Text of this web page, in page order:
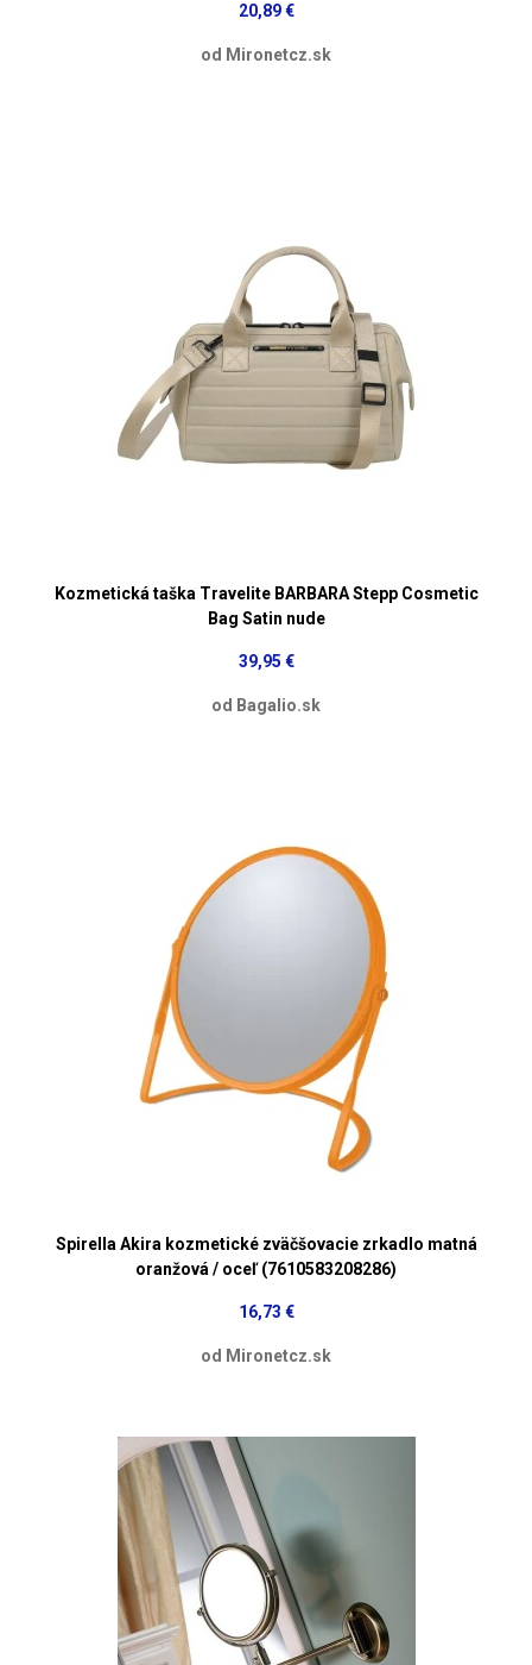
20,89 €
od Mironetcz.sk
Kozmetická taška Travelite BARBARA Stepp Cosmetic
Bag Satin nude
39,95 €
od Bagalio.sk
Spirella Akira kozmetické zväčšovacie zrkadlo matná
oranžová / oceľ (7610583208286)
16,73 €
od Mironetcz.sk